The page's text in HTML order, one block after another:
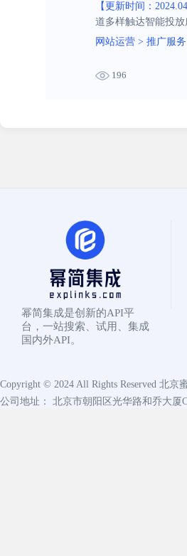
【更新时间：
道多样触达智能投
网站运营 > 推广服务
196
幂简集成是创新的API平
台，一站搜索、试用、集成
国内外API。
Copyright © 2024 All Rights Reserved 北京
公司地址： 北京市朝阳区光华路和乔大厦